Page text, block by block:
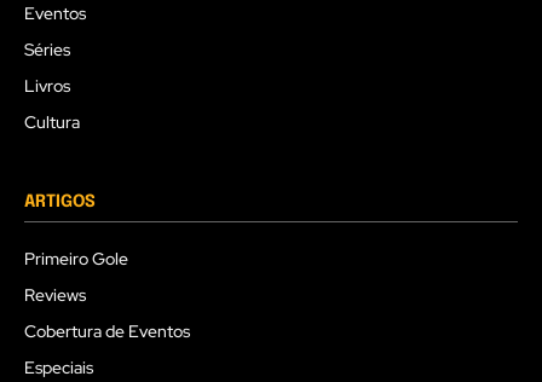
Eventos
Séries
Livros
Cultura
ARTIGOS
Primeiro Gole
Reviews
Cobertura de Eventos
Especiais